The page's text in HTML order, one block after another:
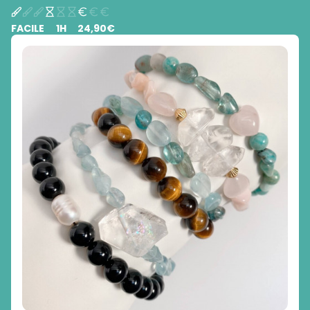
que :
L'onyx noirest reconnu pour ses puissantes propriétés de
protection. Il agit comme un bouclier contre les énergies
négatives et les influences nocives. Cette pierre peut aider
à renforcer la confiance en soi et à favoriser une attitude
positive envers la vie.
est connue pour apporter un sentiment de
calme et de détente. Elle peut aider à réduire le stress,
l'anxiété et les tensions émotionnelles. Cette pierre
favorise aussi la communication ouverte et honnête. Elle
peut aider à exprimer ses pensées et ses émotions avec
clarté et assurance.
L'améthyste est connue pour sa capacité à protéger
contre les énergies négatives. Elle favorise un état de
calme intérieur et est souvent utilisée pour apaiser
l'anxiété, le stress et facilite la méditation.
est associé à la sagesse, à la connaissance
et à l'amélioration de la capacité intellectuelle. Cette
pierre encourage aussi la communication ouverte et
FACILE 1H 24,90€